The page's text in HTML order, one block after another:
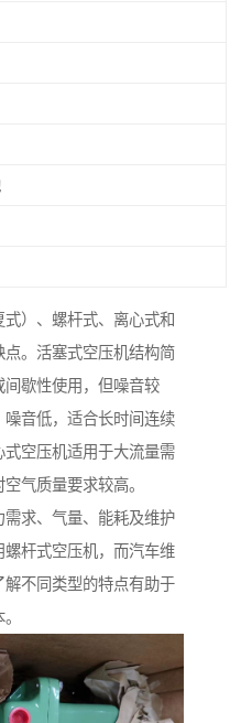
）、螺杆式、离心式和
。活塞式空压机结构简
歇性使用，但噪音较
音低，适合长时间连续
空压机适用于大流量需
气质量要求较高。
求、气量、能耗及维护
杆式空压机，而汽车维
不同类型的特点有助于